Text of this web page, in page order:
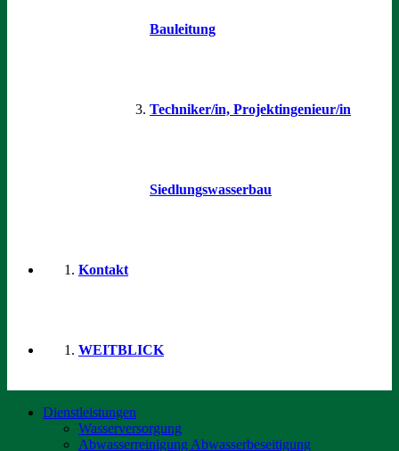
Bauleitung
Techniker/in, Projektingenieur/in
Siedlungswasserbau
Kontakt
WEITBLICK
Dienstleistungen
Wasserversorgung
Abwasserreinigung Abwasserbeseitigung